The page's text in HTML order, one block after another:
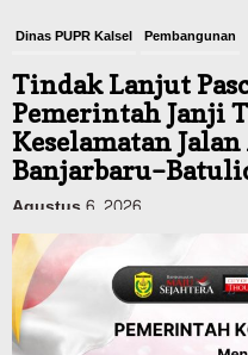
Pemerintah Janji
Keselamatan
Agustus 6, 2026
Dinas Kehutanan Kalsel
Tahura Sultan
Kebakaran
Dipadamkan,
Memimpin